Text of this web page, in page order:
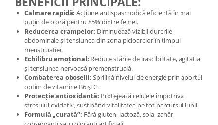
Mary & May
COSRX
BIODANCE
OOTD
Cettua
Haruharu Wonder
Medicube
ARIUL
Dr. Althea
Seleniu
Seminte de in
Silimarina
Spirulina
Ulei de cocos
Ulei de peste
Ulei MCT
Vitamina A
Calmare rapidă: Acțiune antispasmodică eficientă în mai
puțin de o oră pentru 85% dintre femei.
Reducerea crampelor: Diminuează vizibil durerile
abdominale și tensiunea din zona picioarelor în timpul
menstruației.
Echilibru emoțional: Reduce stările de irascibilitate, agitația
și tensiunea nervoasă premenstruală.
Combaterea oboselii: Sprijină nivelul de energie prin aportul
optim de vitamine B6 și C.
Protecție antioxidantă: Protejează celulele împotriva
stresului oxidativ, susținând vitalitatea pe tot parcursul lunii.
Formulă „curată”: Fără gluten, lactoză, soia, zahăr,